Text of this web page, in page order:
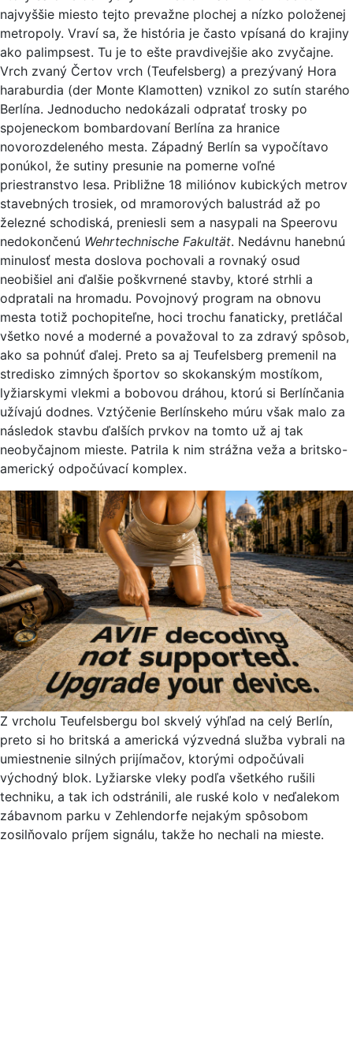
najvyššie miesto tejto prevažne plochej a nízko položenej
metropoly. Vraví sa, že história je často vpísaná do krajiny
ako palimpsest. Tu je to ešte pravdivejšie ako zvyčajne.
Vrch zvaný Čertov vrch (Teufelsberg) a prezývaný Hora
haraburdia (der Monte Klamotten) vznikol zo sutín starého
Berlína. Jednoducho nedokázali odpratať trosky po
spojeneckom bombardovaní Berlína za hranice
novorozdeleného mesta. Západný Berlín sa vypočítavo
ponúkol, že sutiny presunie na pomerne voľné
priestranstvo lesa. Približne 18 miliónov kubických metrov
stavebných trosiek, od mramorových balustrád až po
železné schodiská, preniesli sem a nasypali na Speerovu
nedokončenú Wehrtechnische Fakultät. Nedávnu hanebnú
minulosť mesta doslova pochovali a rovnaký osud
neobišiel ani ďalšie poškvrnené stavby, ktoré strhli a
odpratali na hromadu. Povojnový program na obnovu
mesta totiž pochopiteľne, hoci trochu fanaticky, pretláčal
všetko nové a moderné a považoval to za zdravý spôsob,
ako sa pohnúť ďalej. Preto sa aj Teufelsberg premenil na
stredisko zimných športov so skokanským mostíkom,
lyžiarskymi vlekmi a bobovou dráhou, ktorú si Berlínčania
užívajú dodnes. Vztýčenie Berlínskeho múru však malo za
následok stavbu ďalších prvkov na tomto už aj tak
neobyčajnom mieste. Patrila k nim strážna veža a britsko-
americký odpočúvací komplex.
Z vrcholu Teufelsbergu bol skvelý výhľad na celý Berlín,
preto si ho britská a americká výzvedná služba vybrali na
umiestnenie silných prijímačov, ktorými odpočúvali
východný blok. Lyžiarske vleky podľa všetkého rušili
techniku, a tak ich odstránili, ale ruské kolo v neďalekom
zábavnom parku v Zehlendorfe nejakým spôsobom
zosilňovalo príjem signálu, takže ho nechali na mieste.